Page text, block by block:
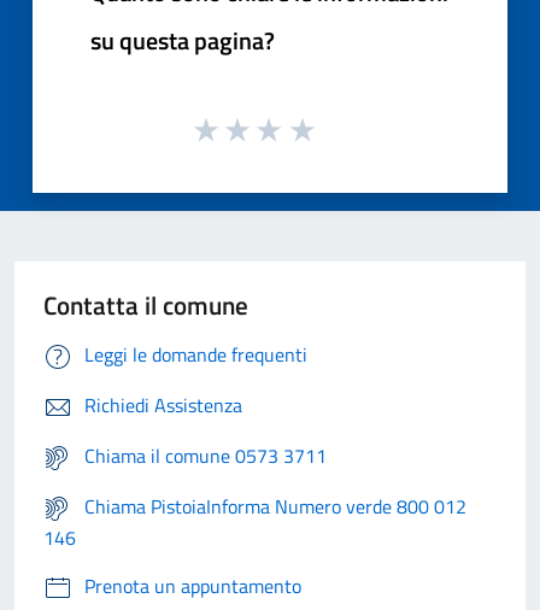
su questa pagina?
Contatta il comune
Leggi le domande frequenti
Richiedi Assistenza
Chiama il comune 0573 3711
Chiama PistoiaInforma Numero verde 800 012
146
Prenota un appuntamento